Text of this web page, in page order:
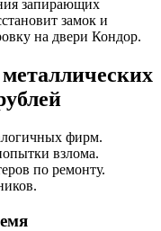
запирающих
замок и
на двери Кондор.
фирм.
взлома.
по ремонту.